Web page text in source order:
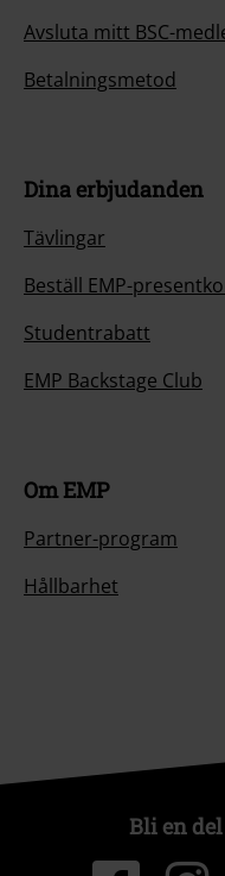
Avsluta mitt BSC-
Betalningsmetod
Dina erbjudanden
Tävlingar
Beställ EMP-
Studentrabatt
EMP Backstage Club
Om EMP
Partner-program
Hållbarhet
Bli en